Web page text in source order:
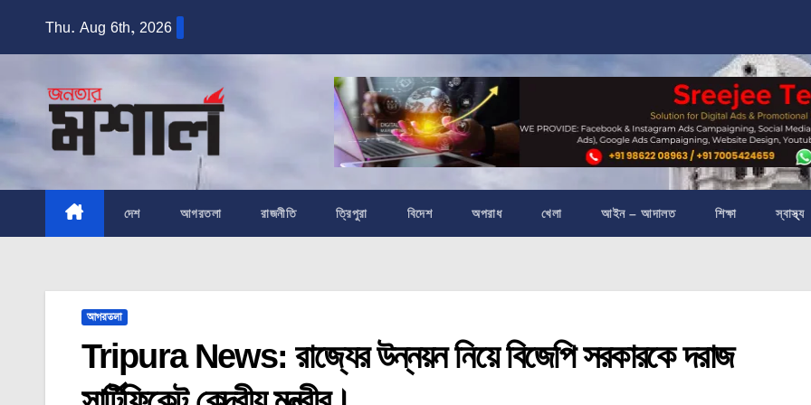
Thu. Aug 6th, 2026
দেশ আগরতলা রাজনীতি ত্রিপুরা বিদেশ অপরাধ খেলা আইন – আদালত শিক্ষা স্বাস্থ্য
আগরতলা
Tripura News: রাজ্যের উন্নয়ন নিয়ে বিজেপি সরকারকে দরাজ